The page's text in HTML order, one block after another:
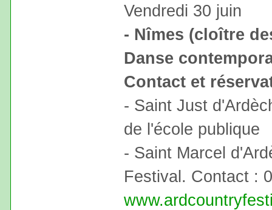
Vendredi 30 juin
- Nîmes (cloître
Danse
Contact et
- Saint Just
de l'école publique
- Saint Marcel
Festival. Contact :